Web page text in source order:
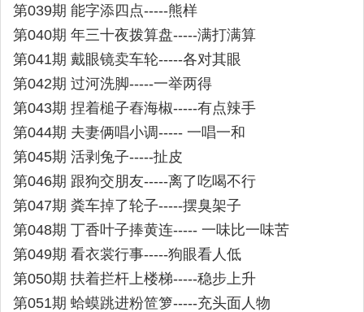
第039期 能字添四点-----熊样
第040期 年三十夜拨算盘-----满打满算
第041期 戴眼镜卖车轮-----各对其眼
第042期 过河洗脚-----一举两得
第043期 捏着槌子舂海椒-----有点辣手
第044期 夫妻俩唱小调----- 一唱一和
第045期 活剥兔子-----扯皮
第046期 跟狗交朋友-----离了吃喝不行
第047期 粪车掉了轮子-----摆臭架子
第048期 丁香叶子捧黄连----- 一味比一味苦
第049期 看衣裳行事-----狗眼看人低
第050期 扶着拦杆上楼梯-----稳步上升
第051期 蛤蟆跳进粉笸箩-----充头面人物